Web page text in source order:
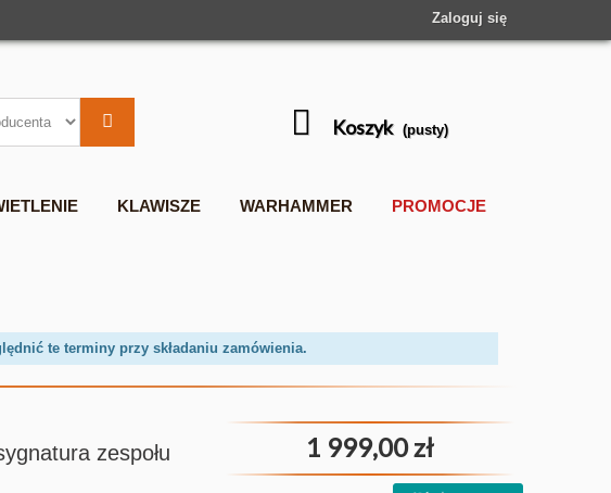
Zaloguj się
Koszyk (pusty)
KLAWISZE WARHAMMER PROMOCJE
te terminy przy składaniu zamówienia.
zespołu
1 999,00 zł